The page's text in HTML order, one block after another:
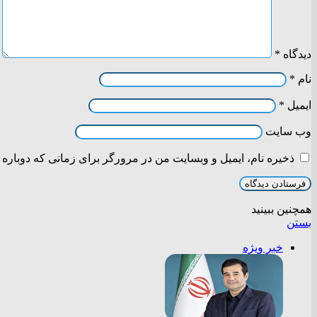
دیدگاه *
نام *
ایمیل *
وب‌ سایت
ذخیره نام، ایمیل و وبسایت من در مرورگر برای زمانی که
همچنین ببینید
بستن
خبر ویژه